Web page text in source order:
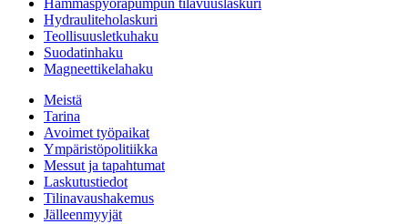
Hammaspyöräpumpun tilavuuslaskuri
Hydrauliteholaskuri
Teollisuusletkuhaku
Suodatinhaku
Magneettikelahaku
Meistä
Tarina
Avoimet työpaikat
Ympäristöpolitiikka
Messut ja tapahtumat
Laskutustiedot
Tilinavaushakemus
Jälleenmyyjät